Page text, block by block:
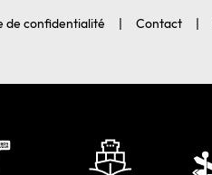
de confidentialité Contact